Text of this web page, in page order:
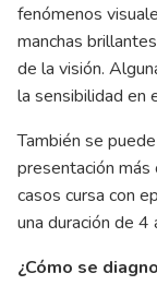
fenómenos
manchas
de la visión.
la sensibilidad en
También se
presentación
casos cursa con
una duración de 4
¿Cómo se